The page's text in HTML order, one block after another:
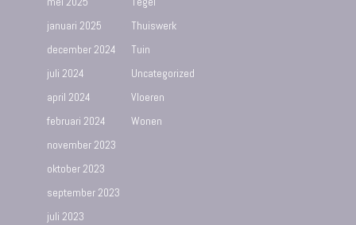
januari 2025
december 2024
juli 2024
april 2024
februari 2024
november 2023
oktober 2023
september 2023
juli 2023
Thuiswerk
Tuin
Uncategorized
Vloeren
Wonen